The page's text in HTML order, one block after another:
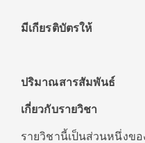
มีเกียรติบัตรให้
ปริมาณสารสัมพันธ์
เกี่ยวกับรายวิชา
รายวิชานี้เป็นส่วนหนึ่งข